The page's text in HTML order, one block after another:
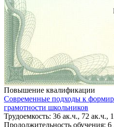
Повышение квалификации
Современные подходы к
грамотности школьников
Трудоемкость: 36 ак.ч., 72 ак.ч.,
Продолжительность обучения: